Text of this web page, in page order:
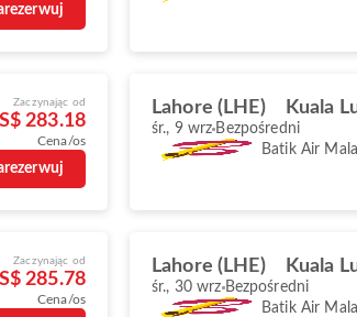
Zaczynając od
283.18
Cena/os
Lahore (LHE) Kuala
śr., 9 wrz Bezpośredni
Batik Air
Zaczynając od
285.78
Cena/os
Lahore (LHE) Kuala
śr., 30 wrz Bezpośredni
Batik Air